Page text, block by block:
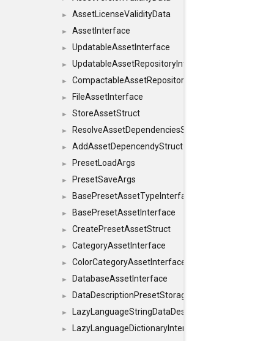
► AssetLicenseValidityData
► AssetInterface
► UpdatableAssetInterface
► UpdatableAssetRepositoryInterface
► CompactableAssetRepositoryInterface
► FileAssetInterface
► StoreAssetStruct
► ResolveAssetDependenciesStruct
► AddAssetDepencendyStruct
► PresetLoadArgs
► PresetSaveArgs
► BasePresetAssetTypeInterface
► BasePresetAssetInterface
► CreatePresetAssetStruct
► CategoryAssetInterface
► ColorCategoryAssetInterface
► DatabaseAssetInterface
► DataDescriptionPresetStorageInterface
►
►
LazyLanguageDictionaryInterface